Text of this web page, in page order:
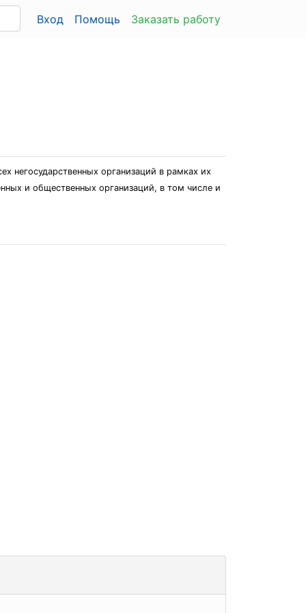
Вход Помощь Заказать работу
негосударственных организаций в рамках их
и общественных организаций, в том числе и